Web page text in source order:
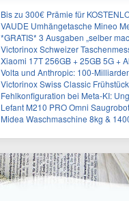
Bis zu 300€ Prämie für KOSTENLOSES Girokonto bei der
VAUDE Umhängetasche Mineo
*GRATIS* 3 Ausgaben „selber machen“
Victorinox Schweizer Taschenmesser
Xiaomi 17T 256GB + 25GB 5G + Alles-Flat im
Volta und Anthropic: 100-Milliarden-US-Dollar-
Victorinox Swiss Classic
Fehlkonfiguration bei Meta-KI: Ungewollter
Lefant M210 PRO Omni Saugroboter für 218,99€ –
Midea Waschmaschine 8kg & 1400 U/Min für